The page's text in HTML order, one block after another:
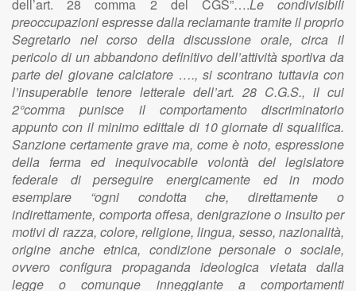
dell’art. 28 comma 2 del CGS”….Le condivisibili
preoccupazioni espresse dalla reclamante tramite il proprio
Segretario nel corso della discussione orale, circa il
pericolo di un abbandono definitivo dell’attività sportiva da
parte del giovane calciatore …., si scontrano tuttavia con
l’insuperabile tenore letterale dell’art. 28 C.G.S., il cui
2°comma punisce il comportamento discriminatorio
appunto con il minimo edittale di 10 giornate di squalifica.
Sanzione certamente grave ma, come è noto, espressione
della ferma ed inequivocabile volontà del legislatore
federale di perseguire energicamente ed in modo
esemplare “ogni condotta che, direttamente o
indirettamente, comporta offesa, denigrazione o insulto per
motivi di razza, colore, religione, lingua, sesso, nazionalità,
origine anche etnica, condizione personale o sociale,
ovvero configura propaganda ideologica vietata dalla
legge o comunque inneggiante a comportamenti